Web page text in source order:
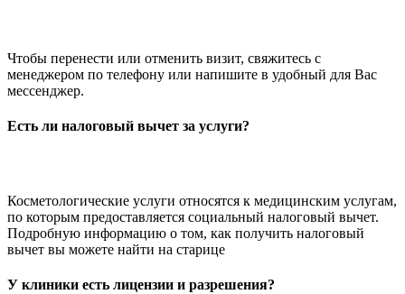
Чтобы перенести или отменить визит, свяжитесь с
менеджером по телефону или напишите в удобный для Вас
мессенджер.
Есть ли налоговый вычет за услуги?
Косметологические услуги относятся к медицинским услугам,
по которым предоставляется социальный налоговый вычет.
Подробную информацию о том, как получить налоговый
вычет вы можете найти на старице
У клиники есть лицензии и разрешения?